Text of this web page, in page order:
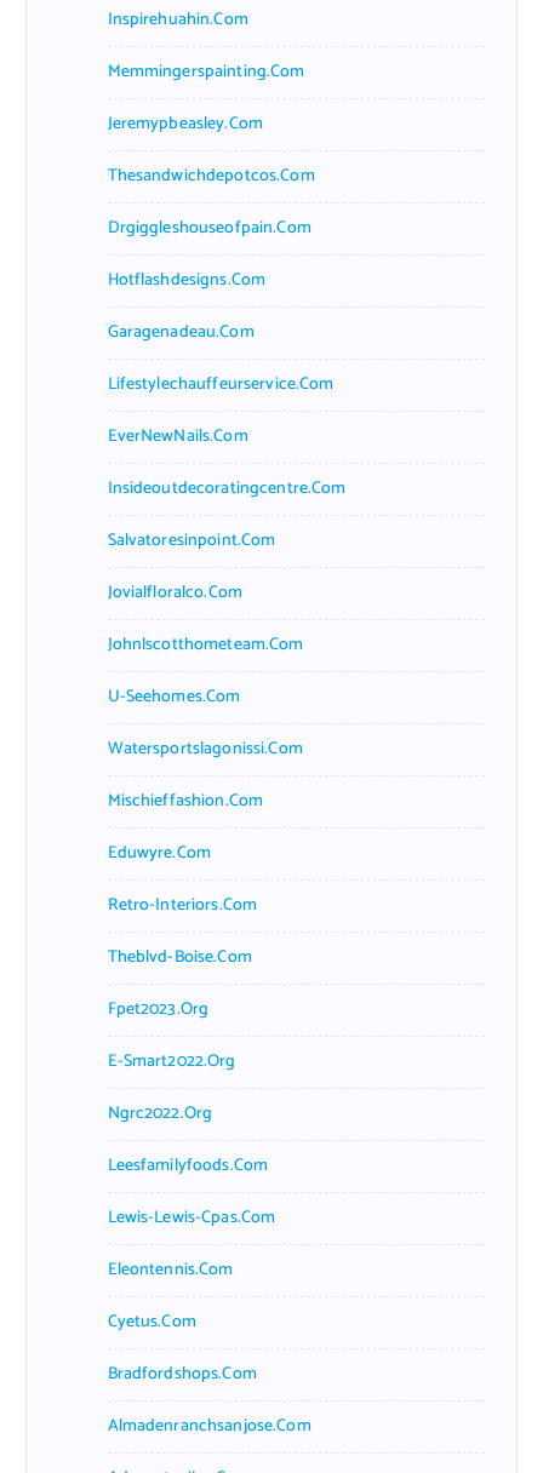
Inspirehuahin.com
Memmingerspainting.com
Jeremypbeasley.com
Thesandwichdepotcos.com
Drgiggleshouseofpain.com
Hotflashdesigns.com
Garagenadeau.com
Lifestylechauffeurservice.com
EverNewNails.com
Insideoutdecoratingcentre.com
Salvatoresinpoint.com
Jovialfloralco.com
Johnlscotthometeam.com
U-Seehomes.com
Watersportslagonissi.com
Mischieffashion.com
Eduwyre.com
Retro-Interiors.com
Theblvd-Boise.com
Fpet2023.org
E-Smart2022.org
Ngrc2022.org
Leesfamilyfoods.com
Lewis-Lewis-Cpas.com
Eleontennis.com
Cyetus.com
Bradfordshops.com
Almadenranchsanjose.com